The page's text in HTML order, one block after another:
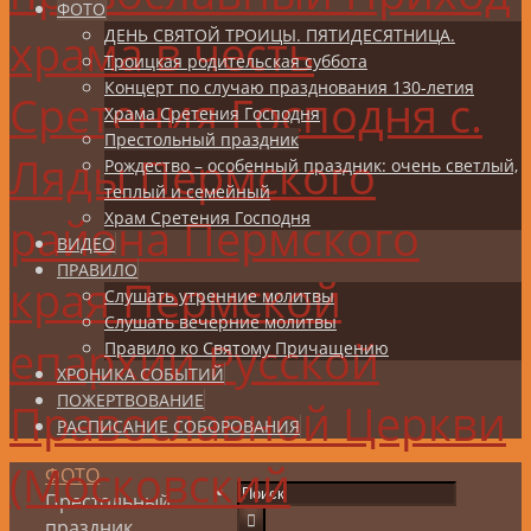
храма в честь
Сретения Господня с.
Ляды Пермского
района Пермского
края Пермской
епархии Русской
Православной Церкви
(Московский
ФОТО
ДЕНЬ СВЯТОЙ ТРОИЦЫ. ПЯТИДЕСЯТНИЦА.
Троицкая родительская суббота
Концерт по случаю празднования 130-летия
Храма Сретения Господня
Престольный праздник
Рождество – особенный праздник: очень светлый,
теплый и семейный
Храм Сретения Господня
ВИДЕО
ПРАВИЛО
Слушать утренние молитвы
Слушать вечерние молитвы
Правило ко Святому Причащению
ХРОНИКА СОБЫТИЙ
ПОЖЕРТВОВАНИЕ
РАСПИСАНИЕ СОБОРОВАНИЯ
ФОТО
Престольный